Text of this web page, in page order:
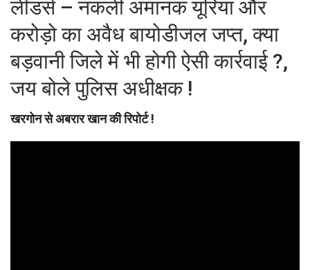
लीडर्स – नकली अमानक यूरिया और
करोड़ो का अवैध बायोडीजल जप्त, क्या
बड़वानी जिले में भी होगी ऐसी कार्रवाई ?,
जय बोले पुलिस अधीक्षक !
खरगोन से अबरार खान की रिपोर्ट !